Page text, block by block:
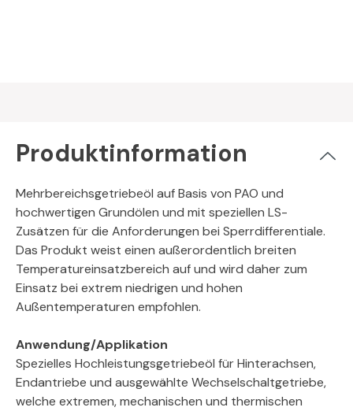
Produktinformation
Mehrbereichsgetriebeöl auf Basis von PAO und
hochwertigen Grundölen und mit speziellen LS-
Zusätzen für die Anforderungen bei Sperrdifferentiale.
Das Produkt weist einen außerordentlich breiten
Temperatureinsatzbereich auf und wird daher zum
Einsatz bei extrem niedrigen und hohen
Außentemperaturen empfohlen.
Anwendung/Applikation
Spezielles Hochleistungsgetriebeöl für Hinterachsen,
Endantriebe und ausgewählte Wechselschaltgetriebe,
welche extremen, mechanischen und thermischen